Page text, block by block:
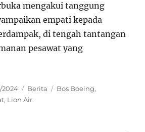
mengakui tanggung
empati kepada
di tengah tantangan
pesawat yang
2024 Categories
Berita Tags
Bos Boeing,
, Lion Air